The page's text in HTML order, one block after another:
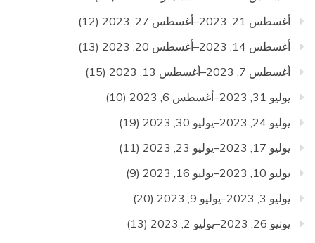
أغسطس 21, 2023–أغسطس 27, 2023
(12)
أغسطس 14, 2023–أغسطس 20, 2023
(13)
أغسطس 7, 2023–أغسطس 13, 2023
(15)
يوليو 31, 2023–أغسطس 6, 2023
(10)
يوليو 24, 2023–يوليو 30, 2023
(19)
يوليو 17, 2023–يوليو 23, 2023
(11)
يوليو 10, 2023–يوليو 16, 2023
(9)
يوليو 3, 2023–يوليو 9, 2023
(20)
يونيو 26, 2023–يوليو 2, 2023
(13)